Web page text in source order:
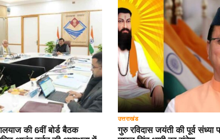
की 6वीं बोर्ड बैठक
उत्तराखंड
गुरु रविदास जयंती की पूर्व संध्या